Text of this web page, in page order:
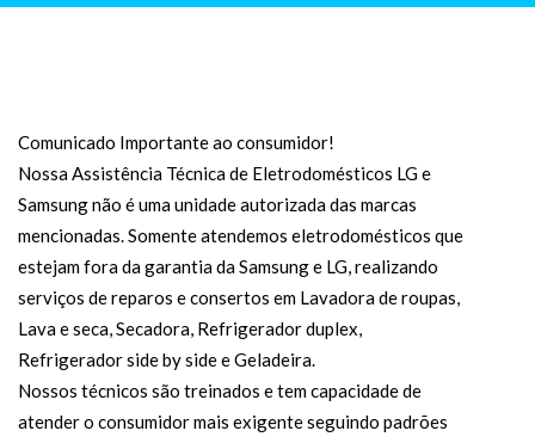
Comunicado Importante ao consumidor!
Nossa Assistência Técnica de Eletrodomésticos LG e
Samsung não é uma unidade autorizada das marcas
mencionadas. Somente atendemos eletrodomésticos que
estejam fora da garantia da Samsung e LG, realizando
serviços de reparos e consertos em Lavadora de roupas,
Lava e seca, Secadora, Refrigerador duplex,
Refrigerador side by side e Geladeira.
Nossos técnicos são treinados e tem capacidade de
atender o consumidor mais exigente seguindo padrões